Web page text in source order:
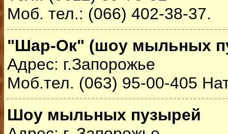
Моб. тел.: (066) 402-38-37.
"Шар-Ок" (шоу мыльных
Адрес: г.Запорожье
Моб.тел. (063) 95-00-405
Шоу мыльных пузырей